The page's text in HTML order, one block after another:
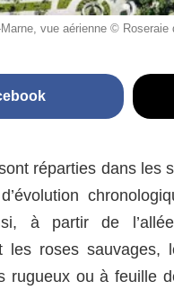
vue aérienne © Roseraie
réparties dans les
à partir de
les roses sauvages,
rugueux ou à feuille